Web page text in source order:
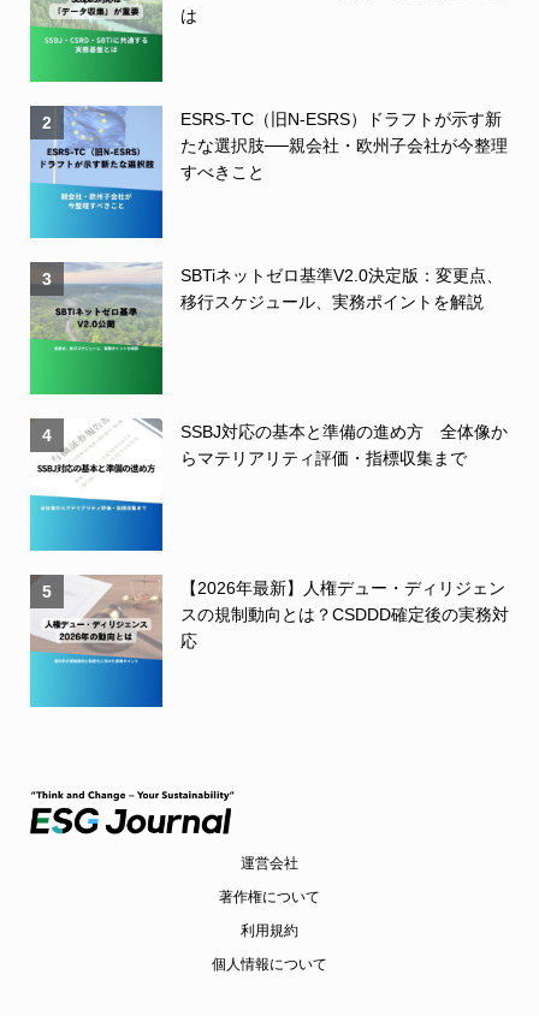
は
2
ESRS-TC（旧N-ESRS）ドラフトが示す新
たな選択肢──親会社・欧州子会社が今整理
すべきこと
3
SBTiネットゼロ基準V2.0決定版：変更点、
移行スケジュール、実務ポイントを解説
4
SSBJ対応の基本と準備の進め方 全体像か
らマテリアリティ評価・指標収集まで
5
【2026年最新】人権デュー・ディリジェン
スの規制動向とは？CSDDD確定後の実務対
応
運営会社
著作権について
利用規約
個人情報について